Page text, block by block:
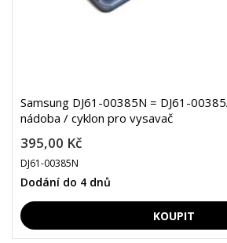
Samsung DJ61-00385N = DJ61-
nádoba / cyklon pro vysavač
395,00 Kč
DJ61-00385N
Dodání do 4 dnů